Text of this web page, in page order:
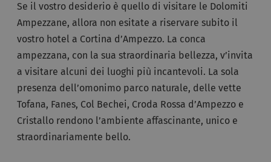
Se il vostro desiderio è quello di visitare le Dolomiti
Ampezzane, allora non esitate a riservare subito il
vostro hotel a Cortina d’Ampezzo. La conca
ampezzana, con la sua straordinaria bellezza, v’invita
a visitare alcuni dei luoghi più incantevoli. La sola
presenza dell’omonimo parco naturale, delle vette
Tofana, Fanes, Col Bechei, Croda Rossa d’Ampezzo e
Cristallo rendono l’ambiente affascinante, unico e
straordinariamente bello.